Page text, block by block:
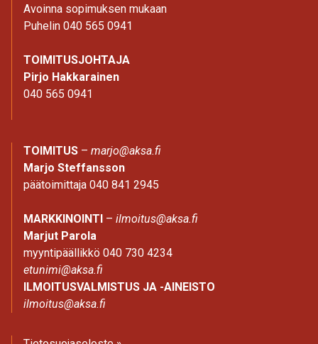
Avoinna sopimuksen mukaan
Puhelin 040 565 0941
TOIMITUSJOHTAJA
Pirjo Hakkarainen
040 565 0941
TOIMITUS – marjo@aksa.fi
Marjo Steffansson
päätoimittaja 040 841 2945
MARKKINOINTI – ilmoitus@aksa.fi
Marjut Parola
myyntipäällikkö 040 730 4234
etunimi@aksa.fi
ILMOITUSVALMISTUS JA -AINEISTO
ilmoitus@aksa.fi